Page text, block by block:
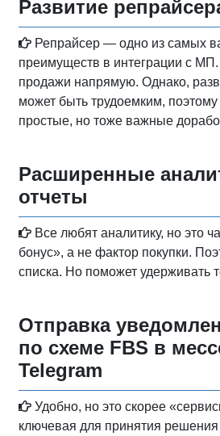
Развитие
Репрайсер — одно из самых
преимуществ в интеграции с
продажи напрямую. Однако,
может быть трудоемким,
простые, но тоже важные
Расширенные
отчеты
Все любят аналитику, но это
бонус», а не фактор покупки.
списка. Но поможет удерживать
Отправка
по схеме FBS в
Telegram
Удобно, но это скорее
ключевая для принятия решения